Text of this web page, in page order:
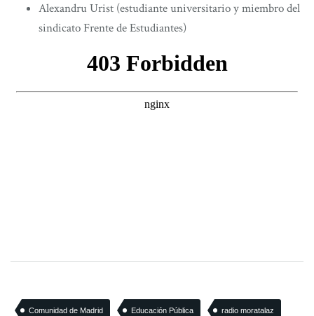
Alexandru Urist (estudiante universitario y miembro del
sindicato Frente de Estudiantes)
Comunidad de Madrid Educación Pública radio moratalaz